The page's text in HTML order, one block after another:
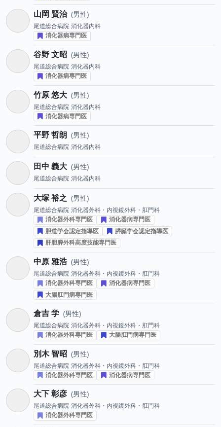
山岡 賢治 男性
尾道総合病院 消化器内科
消化器病専門医
谷野 文昭 男性
尾道総合病院 消化器内科
消化器病専門医
竹原 悠大 男性
尾道総合病院 消化器内科
消化器病専門医
平野 哲朗 男性
尾道総合病院 消化器内科
田中 義大 男性
尾道総合病院 消化器内科
大塚 裕之 男性
尾道総合病院 消化器外科・内視鏡外科・肛門科
消化器外科専門医
消化器病専門医
胆道学会認定指導医
膵臓学会認定指導医
肝胆膵外科高度技能専門医
中原 雅浩 男性
尾道総合病院 消化器外科・内視鏡外科・肛門科
消化器外科専門医
消化器病専門医
大腸肛門病専門医
倉吉 学 男性
尾道総合病院 消化器外科・内視鏡外科・肛門科
消化器外科専門医
大腸肛門病専門医
別木 智昭 男性
尾道総合病院 消化器外科・内視鏡外科・肛門科
消化器外科専門医
消化器病専門医
大下 彰彦 男性
尾道総合病院 消化器外科・内視鏡外科・肛門科
消化器外科専門医